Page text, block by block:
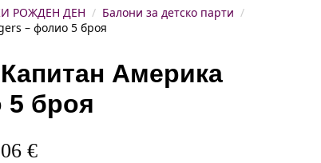
РОЖДЕН ДЕН
Балони за детско парти
– фолио 5 броя
Америка
5 броя
€